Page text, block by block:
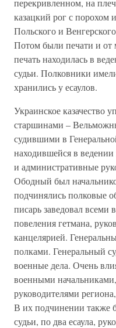
перекривленном, на
казацкий рог с порохом
Польского и
Потом были печати и от
печать находилась в
судьи. Полковники
хранились у есаулов.
Украинское казачество
старшинами –
судившими в
находившейся в
и административные
Ободный был
подчинялись полковые
писарь заведовал
повеления гетмана,
канцелярией.
полками. Генеральный
военные дела. Очень
военными
руководителями
В их подчинении также
судьи, по два есаула,